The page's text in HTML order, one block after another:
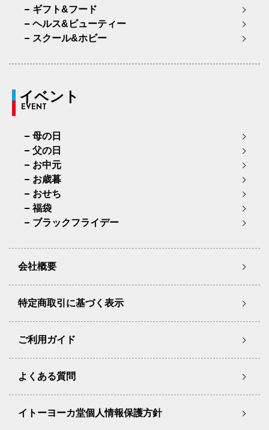
ギフト&フード
ヘルス&ビューティー
スクール&ホビー
イベント
EVENT
母の日
父の日
お中元
お歳暮
おせち
福袋
ブラックフライデー
会社概要
特定商取引に基づく表示
ご利用ガイド
よくある質問
イトーヨーカ堂個人情報保護方針